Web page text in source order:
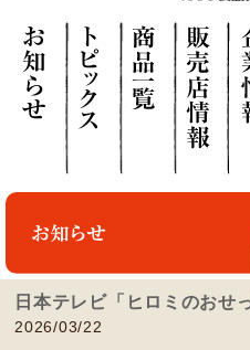
日本テレビ「ヒロミのおせ
2026/03/22